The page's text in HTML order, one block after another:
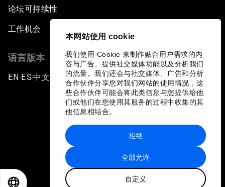
本网站使用 cookie
我们使用 Cookie 来制作贴合用户需求的内
容与广告、提供社交媒体功能以及分析我们
的流量。我们还会与社交媒体、广告和分析
合作伙伴分享您对我们网站的使用情况，这
些合作伙伴可能会将此类信息与您提供给他
们或他们在您使用其服务的过程中收集的其
他信息相结合。
全部允许
自定义
拒绝
论坛可持续性
工作机会
语言版本
EN ▪ES▪中文▪ 日本語
站点地图
世界经济论坛